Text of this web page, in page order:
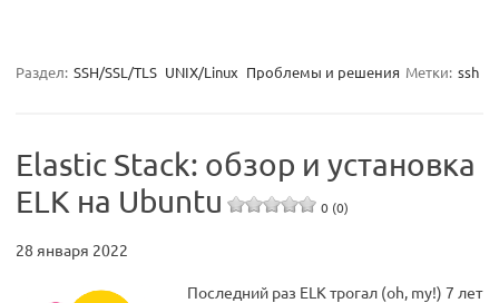
Раздел: SSH/SSL/TLS UNIX/Linux Проблемы и решения Метки: ssh
Elastic Stack: обзор и установка
ELK на Ubuntu
0 (0)
28 января 2022
Последний раз ELK трогал (oh, my!) 7 лет